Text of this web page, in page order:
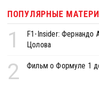
ПОПУЛЯРНЫЕ
1
F1-Insider: Фернандо
Цолова
2 Фильм о Формуле 1